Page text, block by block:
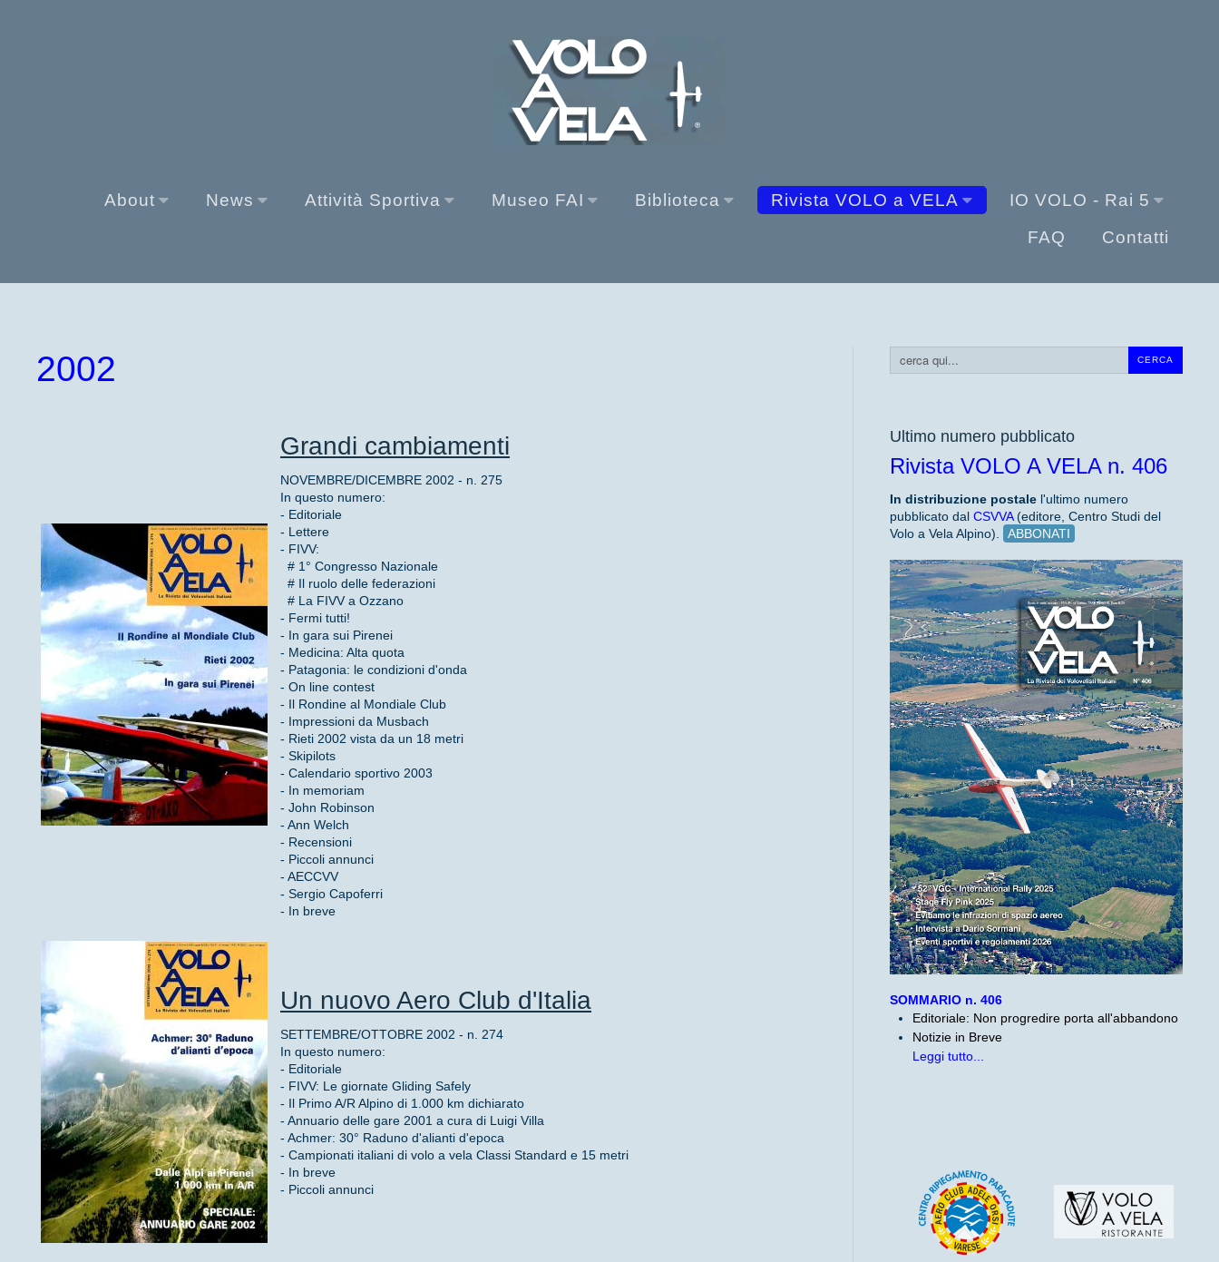
About News Attività Sportiva Museo FAI Biblioteca Rivista VOLO a VELA
IO VOLO - Rai 5
FAQ
Contatti
CERCA
Cerca...
Ultimo numero pubblicato
Rivista VOLO A VELA n. 406
In distribuzione postalel'ultimo numero
pubblicato dal CSVVA(editore, Centro Studi del
Volo a Vela Alpino).
ABBONATI
SOMMARIO n. 406
Editoriale: Non progredire porta all'abbandono
Notizie in Breve
Leggi tutto...
2002
Grandi cambiamenti
NOVEMBRE/DICEMBRE 2002 - n. 275
In questo numero:
- Editoriale
- Lettere
- FIVV:
# 1° Congresso Nazionale
# Il ruolo delle federazioni
# La FIVV a Ozzano
- Fermi tutti!
- In gara sui Pirenei
- Medicina: Alta quota
- Patagonia: le condizioni d'onda
- On line contest
- Il Rondine al Mondiale Club
- Impressioni da Musbach
- Rieti 2002 vista da un 18 metri
- Skipilots
- Calendario sportivo 2003
- In memoriam
- John Robinson
- Ann Welch
- Recensioni
- Piccoli annunci
- AECCVV
- Sergio Capoferri
- In breve
Un nuovo Aero Club d'Italia
SETTEMBRE/OTTOBRE 2002 - n. 274
In questo numero:
- Editoriale
- FIVV: Le giornate Gliding Safely
- Il Primo A/R Alpino di 1.000 km dichiarato
- Annuario delle gare 2001 a cura di Luigi Villa
- Achmer: 30° Raduno d'alianti d'epoca
- Campionati italiani di volo a vela Classi Standard e 15 metri
- In breve
- Piccoli annunci